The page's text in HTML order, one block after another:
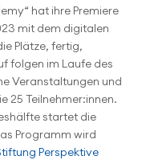
hat ihre Premiere
mit dem digitalen
Plätze, fertig,
folgen im Laufe des
Veranstaltungen und
25 Teilnehmer:innen.
startet die
Programm wird
Perspektive